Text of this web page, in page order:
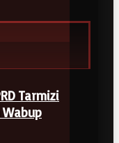
Tarmizi